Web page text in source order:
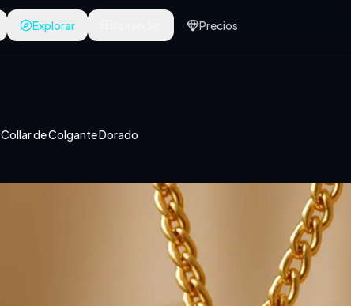
Explorar Precios
Collar de Colgante Dorado